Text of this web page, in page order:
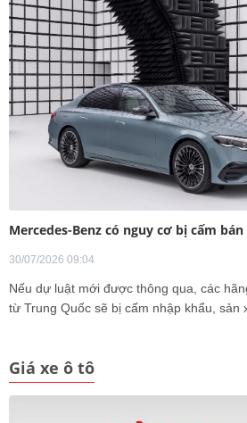
Mercedes-Benz có nguy cơ bị cấm
30/07/2026 09:04
Nếu dự luật mới được thông qua, các
từ Trung Quốc sẽ bị cấm nhập khẩu, sản
Giá xe ô tô